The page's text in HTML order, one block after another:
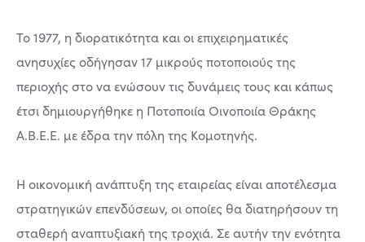
Το 1977, η διορατικότητα και οι επιχειρηματικές
ανησυχίες οδήγησαν 17 μικρούς ποτοποιούς της
περιοχής στο να ενώσουν τις δυνάμεις τους και κάπως
έτσι δημιουργήθηκε η Ποτοποιία Οινοποιία Θράκης
Α.Β.Ε.Ε. με έδρα την πόλη της Κομοτηνής.
Η οικονομική ανάπτυξη της εταιρείας είναι αποτέλεσμα
στρατηγικών επενδύσεων, οι οποίες θα διατηρήσουν τη
σταθερή αναπτυξιακή της τροχιά. Σε αυτήν την ενότητα